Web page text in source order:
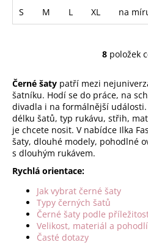
S M L XL na
O
l
á
d
a
c
y
v
8 položek
Černé šaty patří mezi
šatníku. Hodí se do práce, na
divadla i na formálnější
délku šatů, typ rukávu, střih,
je chcete nosit. V nabídce Ilka
šaty, dlouhé modely, pohodlné
s dlouhým rukávem.
Rychlá orientace:
Jak vybrat černé šaty
Typy černých šatů
Černé šaty podle
Velikost, materiál a pohodlí
Časté dotazy